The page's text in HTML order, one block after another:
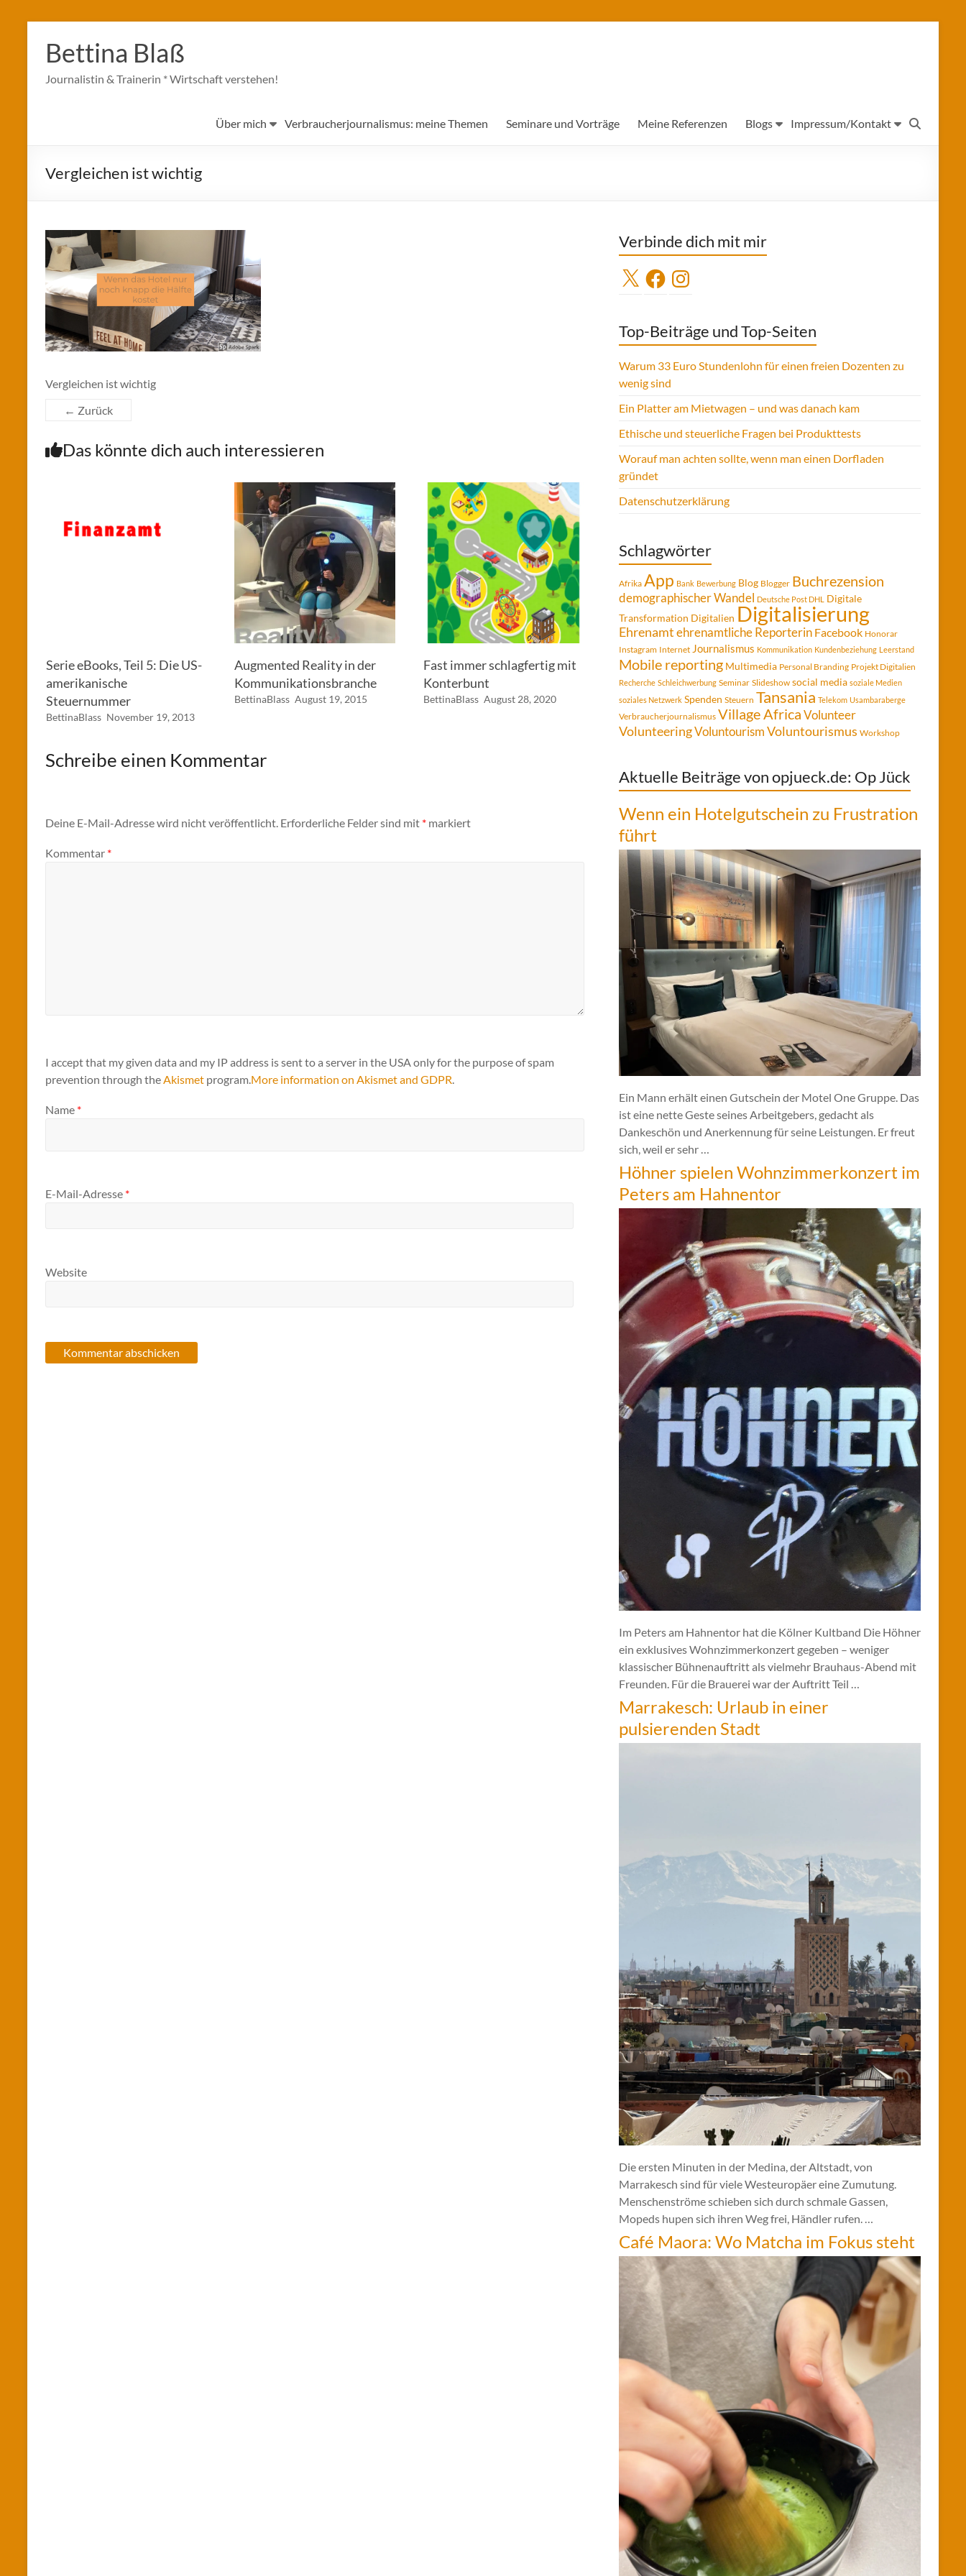
Inhalt
springen
Bettina Blaß
Journalistin & Trainerin * Wirtschaft verstehen!
Über mich Verbraucherjournalismus: meine Themen Seminare und Vorträge Meine Referenzen Blogs Impressum/Kontakt
Vergleichen ist wichtig
Vergleichen ist wichtig
← Zurück
Das könnte dich auch interessieren
Serie eBooks, Teil 5: Die US-
amerikanische
Steuernummer
BettinaBlass November 19, 2013
Augmented Reality in der
Kommunikationsbranche
BettinaBlass August 19, 2015
Fast immer schlagfertig mit
Konterbunt
BettinaBlass August 28, 2020
Schreibe einen Kommentar
Deine E-Mail-Adresse wird nicht veröffentlicht. Erforderliche Felder sind mit * markiert
Kommentar *
I accept that my given data and my IP address is sent to a server in the USA only for the purpose of spam
prevention through theAkismet program.More information on Akismet and GDPR.
Name *
E-Mail-Adresse *
Website
Verbinde dich mit mir
X FacebookInstagram
Top-Beiträge und Top-Seiten
Warum 33 Euro Stundenlohn für einen freien Dozenten zu
wenig sind
Ein Platter am Mietwagen – und was danach kam
Ethische und steuerliche Fragen bei Produkttests
Worauf man achten sollte, wenn man einen Dorfladen
gründet
Datenschutzerklärung
Schlagwörter
Afrika App Bank Bewerbung Blog Blogger Buchrezension
demographischer Wandel Deutsche Post DHL
Digitale
Transformation Digitalien Digitalisierung
Ehrenamtehrenamtliche Reporterin Facebook Honorar
Instagram Internet Journalismus Kommunikation Kundenbeziehung Leerstand
Mobile reporting Multimedia Personal Branding Projekt Digitalien
Recherche Schleichwerbung Seminar Slideshow social media soziale Medien
soziales Netzwerk Spenden Steuern Tansania Telekom Usambaraberge
Verbraucherjournalismus Village AfricaVolunteer
VolunteeringVoluntourismVoluntourismus Workshop
Aktuelle Beiträge von opjueck.de: Op Jück
Wenn ein Hotelgutschein zu Frustration
führt
Ein Mann erhält einen Gutschein der Motel One Gruppe. Das
ist eine nette Geste seines Arbeitgebers, gedacht als
Dankeschön und Anerkennung für seine Leistungen. Er freut
sich, weil er sehr …
Höhner spielen Wohnzimmerkonzert im
Peters am Hahnentor
Im Peters am Hahnentor hat die Kölner Kultband Die Höhner
ein exklusives Wohnzimmerkonzert gegeben – weniger
klassischer Bühnenauftritt als vielmehr Brauhaus-Abend mit
Freunden. Für die Brauerei war der Auftritt Teil …
Marrakesch: Urlaub in einer
pulsierenden Stadt
Die ersten Minuten in der Medina, der Altstadt, von
Marrakesch sind für viele Westeuropäer eine Zumutung.
Menschenströme schieben sich durch schmale Gassen,
Mopeds hupen sich ihren Weg frei, Händler rufen. …
Café Maora: Wo Matcha im Fokus steht